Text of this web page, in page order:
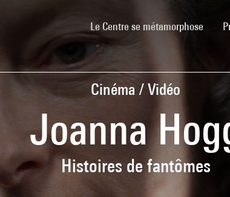
Le Centre se métamorphose
Cinéma / Vidéo
Joanna
Histoires de fantômes